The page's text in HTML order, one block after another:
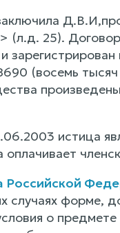
(л.д. 25).
(восемь
истица
Российской
форме,
о